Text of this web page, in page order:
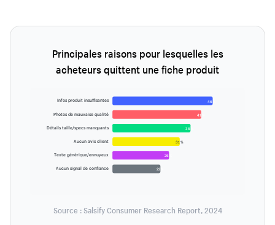
Principales raisons pour lesquelles les
acheteurs quittent une fiche produit
Infos produit insuffisantes 46 %
Photos de mauvaise qualité 41 %
Détails taille/specs manquants 36 %
Aucun avis client 31 %
Texte générique/ennuyeux 26 %
Aucun signal de confiance 22 %
Source : Salsify Consumer Research Report, 2024